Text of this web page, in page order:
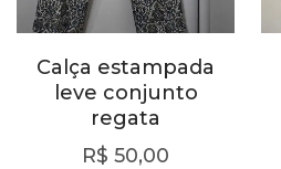
Calça estampada
leve conjunto
regata
R$ 50,00